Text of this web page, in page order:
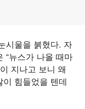
시울을 붉혔다. 자
“뉴스가 나올 때마
지나고 보니 왜
힘들었을 텐데